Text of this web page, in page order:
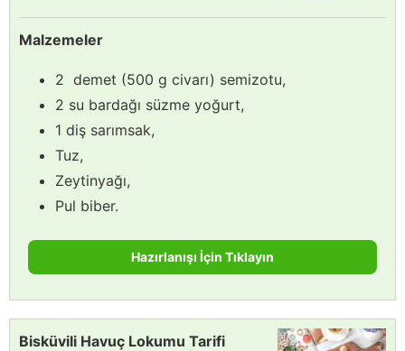
Malzemeler
2 demet (500 g civarı) semizotu,
2 su bardağı süzme yoğurt,
1 diş sarımsak,
Tuz,
Zeytinyağı,
Pul biber.
Hazırlanışı İçin Tıklayın
Bisküvili Havuç Lokumu Tarifi